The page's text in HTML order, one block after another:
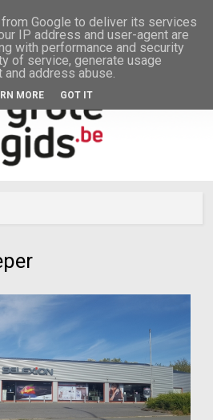
Google to deliver its services
IP address and user-agent are
with performance and security
of service, generate usage
address abuse.
MORE GOT IT